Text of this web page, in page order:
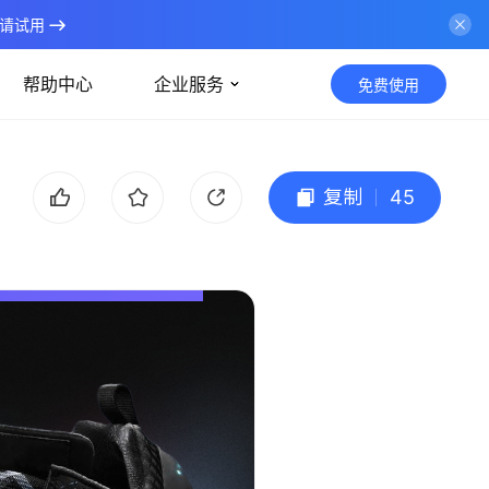
试用
帮助中心 企业服务 免费使用
复制 45